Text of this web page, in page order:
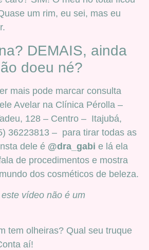
um rim, eu sei, mas eu
DEMAIS, ainda
doeu né?
mais pode marcar consulta
Avelar na Clínica Pérolla –
128 – Centro – Itajubá,
36223813 – para tirar todas as
dele é @dra_gabi e lá ela
de procedimentos e mostra
dos cosméticos de beleza.
vídeo não é um
tem olheiras? Qual seu truque
aí!